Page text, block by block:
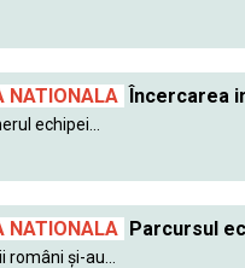
NATIONALA Încercarea
echipei...
NATIONALA Parcursul
și-au...